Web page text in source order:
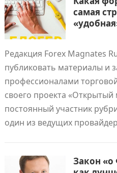
самая
Редакция Forex Magnates
публиковать материалы и
профессионалами
своего проекта
постоянный участник
один из ведущих
Закон «о